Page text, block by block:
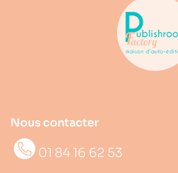
Nous contacter
01 84 16 62 53